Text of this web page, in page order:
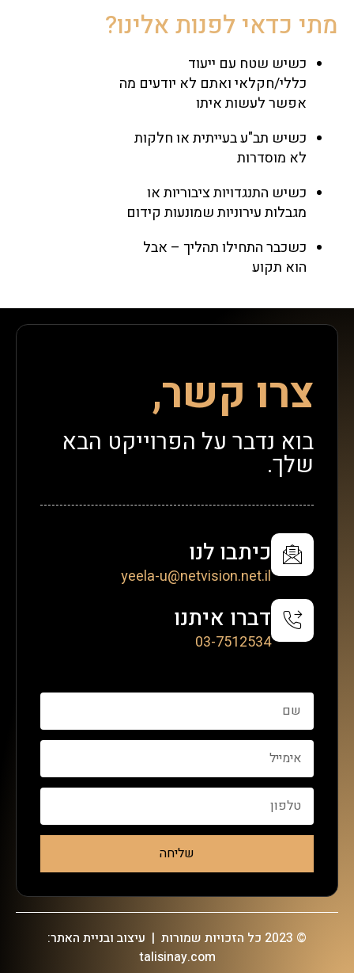
מתי כדאי לפנות אלינו?
כשיש שטח עם ייעוד
כללי/חקלאי ואתם לא יודעים מה
אפשר לעשות איתו
כשיש תב"ע בעייתית או חלקות
לא מוסדרות
כשיש התנגדויות ציבוריות או
מגבלות עירוניות שמונעות קידום
כשכבר התחילו תהליך – אבל
הוא תקוע
צרו קשר,
בוא נדבר על הפרוייקט הבא
שלך.
כיתבו לנו
yeela-u@netvision.net.il
דברו איתנו
03-7512534
שליחה
© 2023 כל הזכויות שמורות |
עיצוב ובניית האתר:
talisinay.com